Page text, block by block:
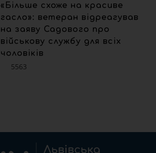
«Більше схоже на красиве
гасло»: ветеран відреагував
на заяву Садового про
військову службу для всіх
чоловіків
5563